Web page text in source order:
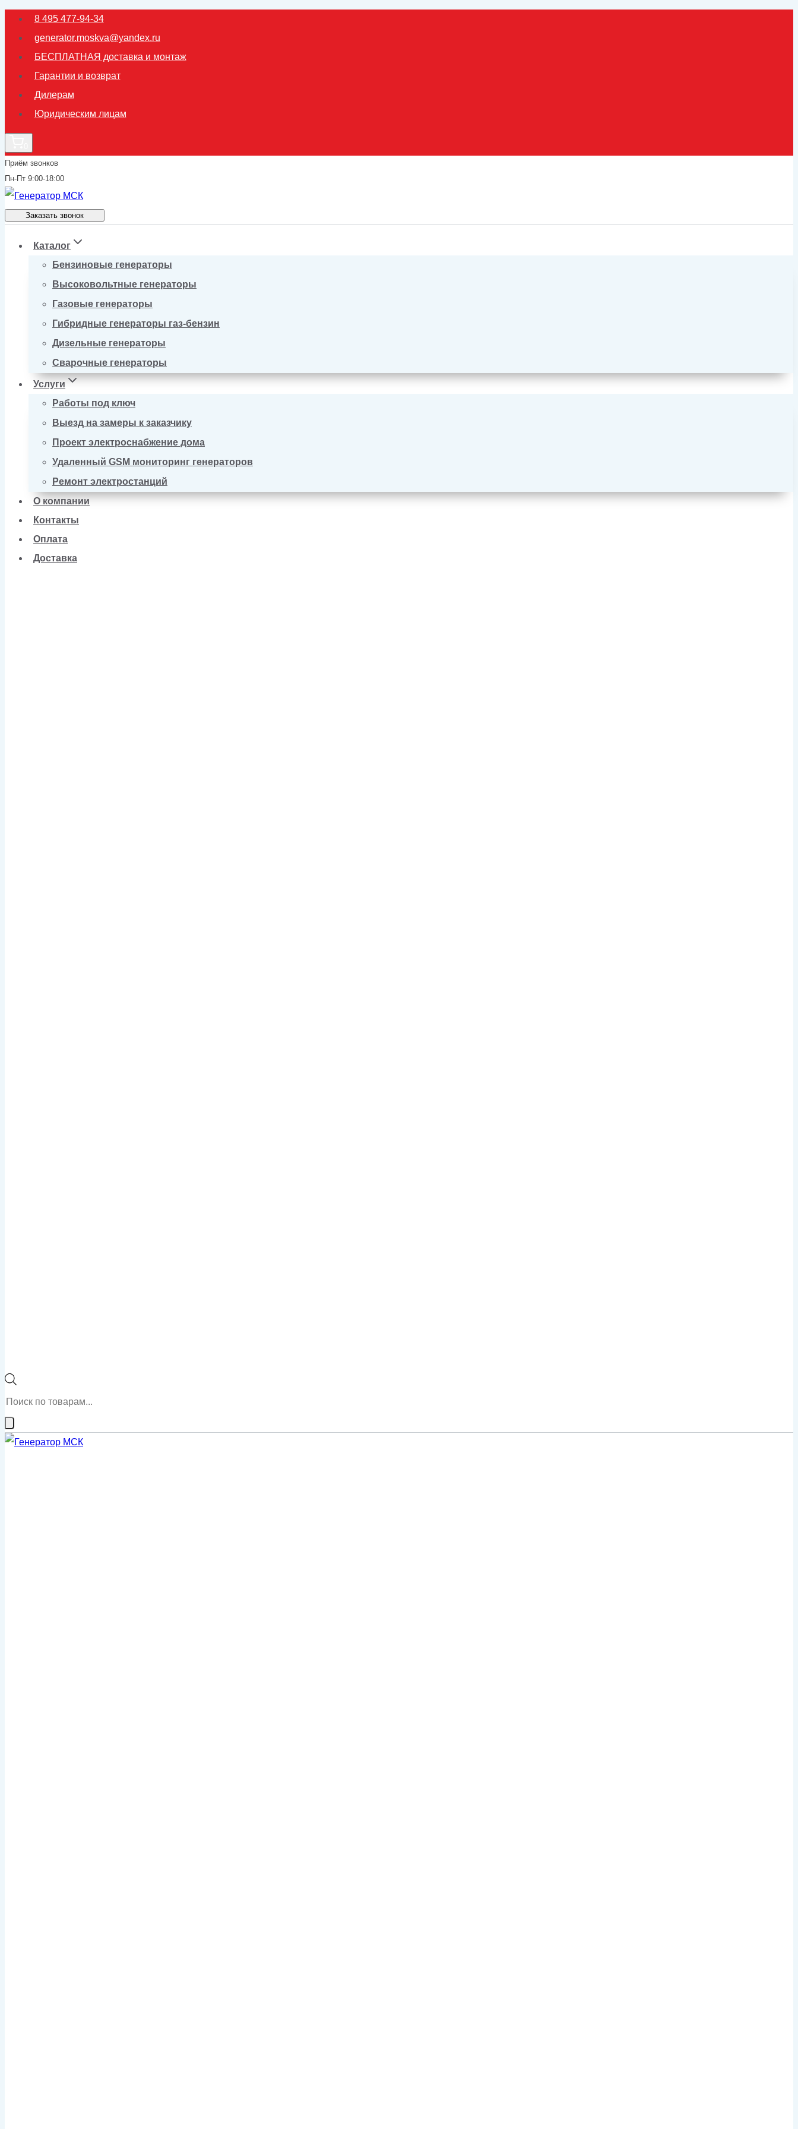
Перейти
содержимому
8 495 477-94-34
generator.moskva@yandex.ru
БЕСПЛАТНАЯ доставка и монтаж
Гарантии и возврат
Дилерам
Юридическим лицам
Приём звонков
Пн-Пт 9:00-18:00
Заказать звонок
Каталог
Бензиновые генераторы
Высоковольтные генераторы
Газовые генераторы
Гибридные генераторы газ-бензин
Дизельные генераторы
Сварочные генераторы
Услуги
Работы под ключ
Выезд на замеры к заказчику
Проект электроснабжение дома
Удаленный GSM мониторинг генераторов
Ремонт электростанций
О компании
Контакты
Оплата
Доставка
Поиск
товаров